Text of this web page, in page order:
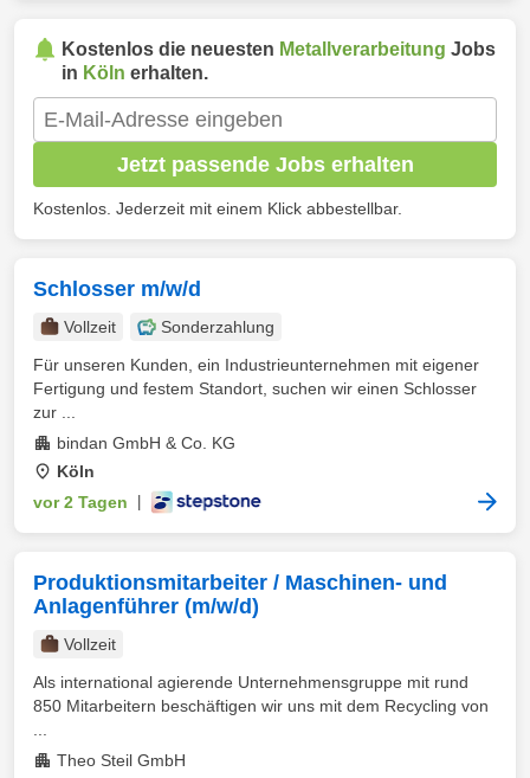
Kostenlos die neuesten Metallverarbeitung Jobs
in Köln erhalten.
Jetzt passende Jobs erhalten
Kostenlos. Jederzeit mit einem Klick abbestellbar.
Schlosser m/w/d
Vollzeit
Sonderzahlung
Für unseren Kunden, ein Industrieunternehmen mit eigener
Fertigung und festem Standort, suchen wir einen Schlosser
zur ...
bindan GmbH & Co. KG
Köln
vor 2 Tagen
Produktionsmitarbeiter / Maschinen- und
Anlagenführer (m/w/d)
Vollzeit
Als international agierende Unternehmensgruppe mit rund
850 Mitarbeitern beschäftigen wir uns mit dem Recycling von
Theo Steil GmbH